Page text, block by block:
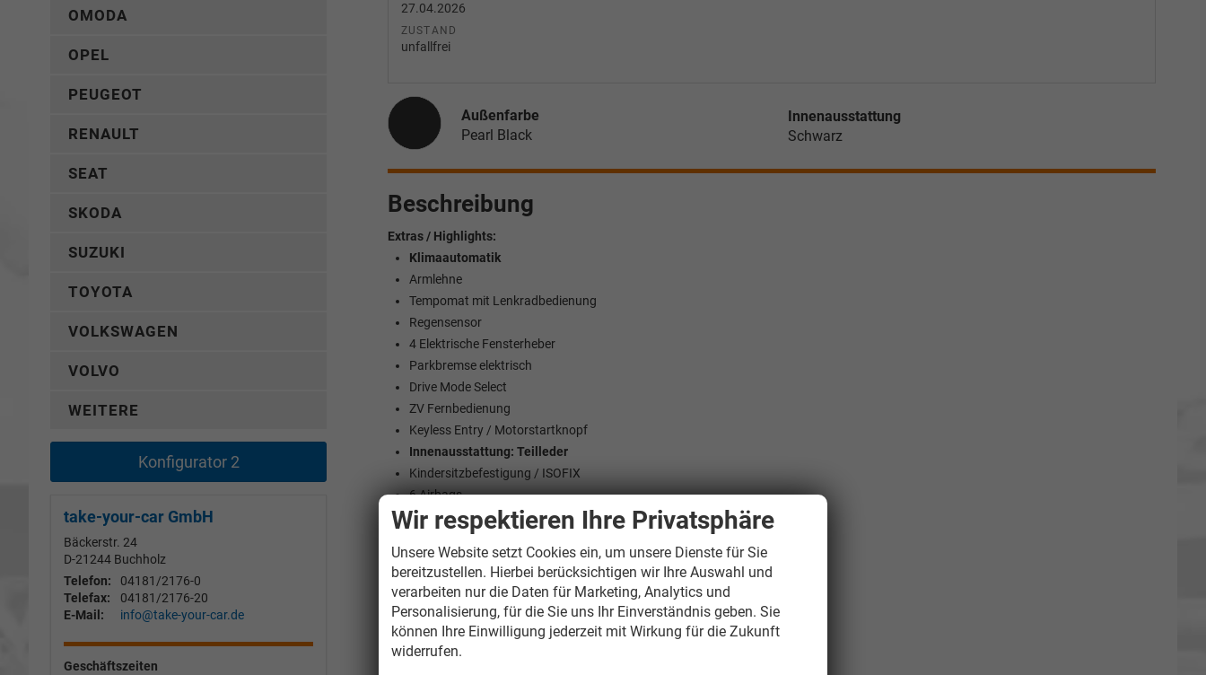
27.04.2026
ZUSTAND
unfallfrei
Außenfarbe
Pearl Black
Innenausstattung
Schwarz
Beschreibung
Extras / Highlights:
Klimaautomatik
Armlehne
Tempomat mit Lenkradbedienung
Regensensor
4 Elektrische Fensterheber
Parkbremse elektrisch
Drive Mode Select
ZV Fernbedienung
Keyless Entry / Motorstartknopf
Innenausstattung: Teilleder
Kindersitzbefestigung / ISOFIX
6 Airbags
Radio
Freisprechen über Bluetooth
USB
DAB (Digitaler Radioempfang)
Touch-Bildschirm
Apple CarPlay
Android Auto
OMODA
OPEL
PEUGEOT
RENAULT
SEAT
SKODA
SUZUKI
TOYOTA
VOLKSWAGEN
VOLVO
WEITERE
Konfigurator 2
take-your-car GmbH
Bäckerstr. 24
D-21244 Buchholz
Telefon:
04181/2176-0
Telefax:
04181/2176-20
E-Mail:
info@take-your-car.de
Geschäftszeiten
Wir respektieren Ihre Privatsphäre
Unsere Website setzt Cookies ein, um unsere Dienste für Sie
bereitzustellen. Hierbei berücksichtigen wir Ihre Auswahl und
verarbeiten nur die Daten für Marketing, Analytics und
Personalisierung, für die Sie uns Ihr Einverständnis geben. Sie
können Ihre Einwilligung jederzeit mit Wirkung für die Zukunft
widerrufen.